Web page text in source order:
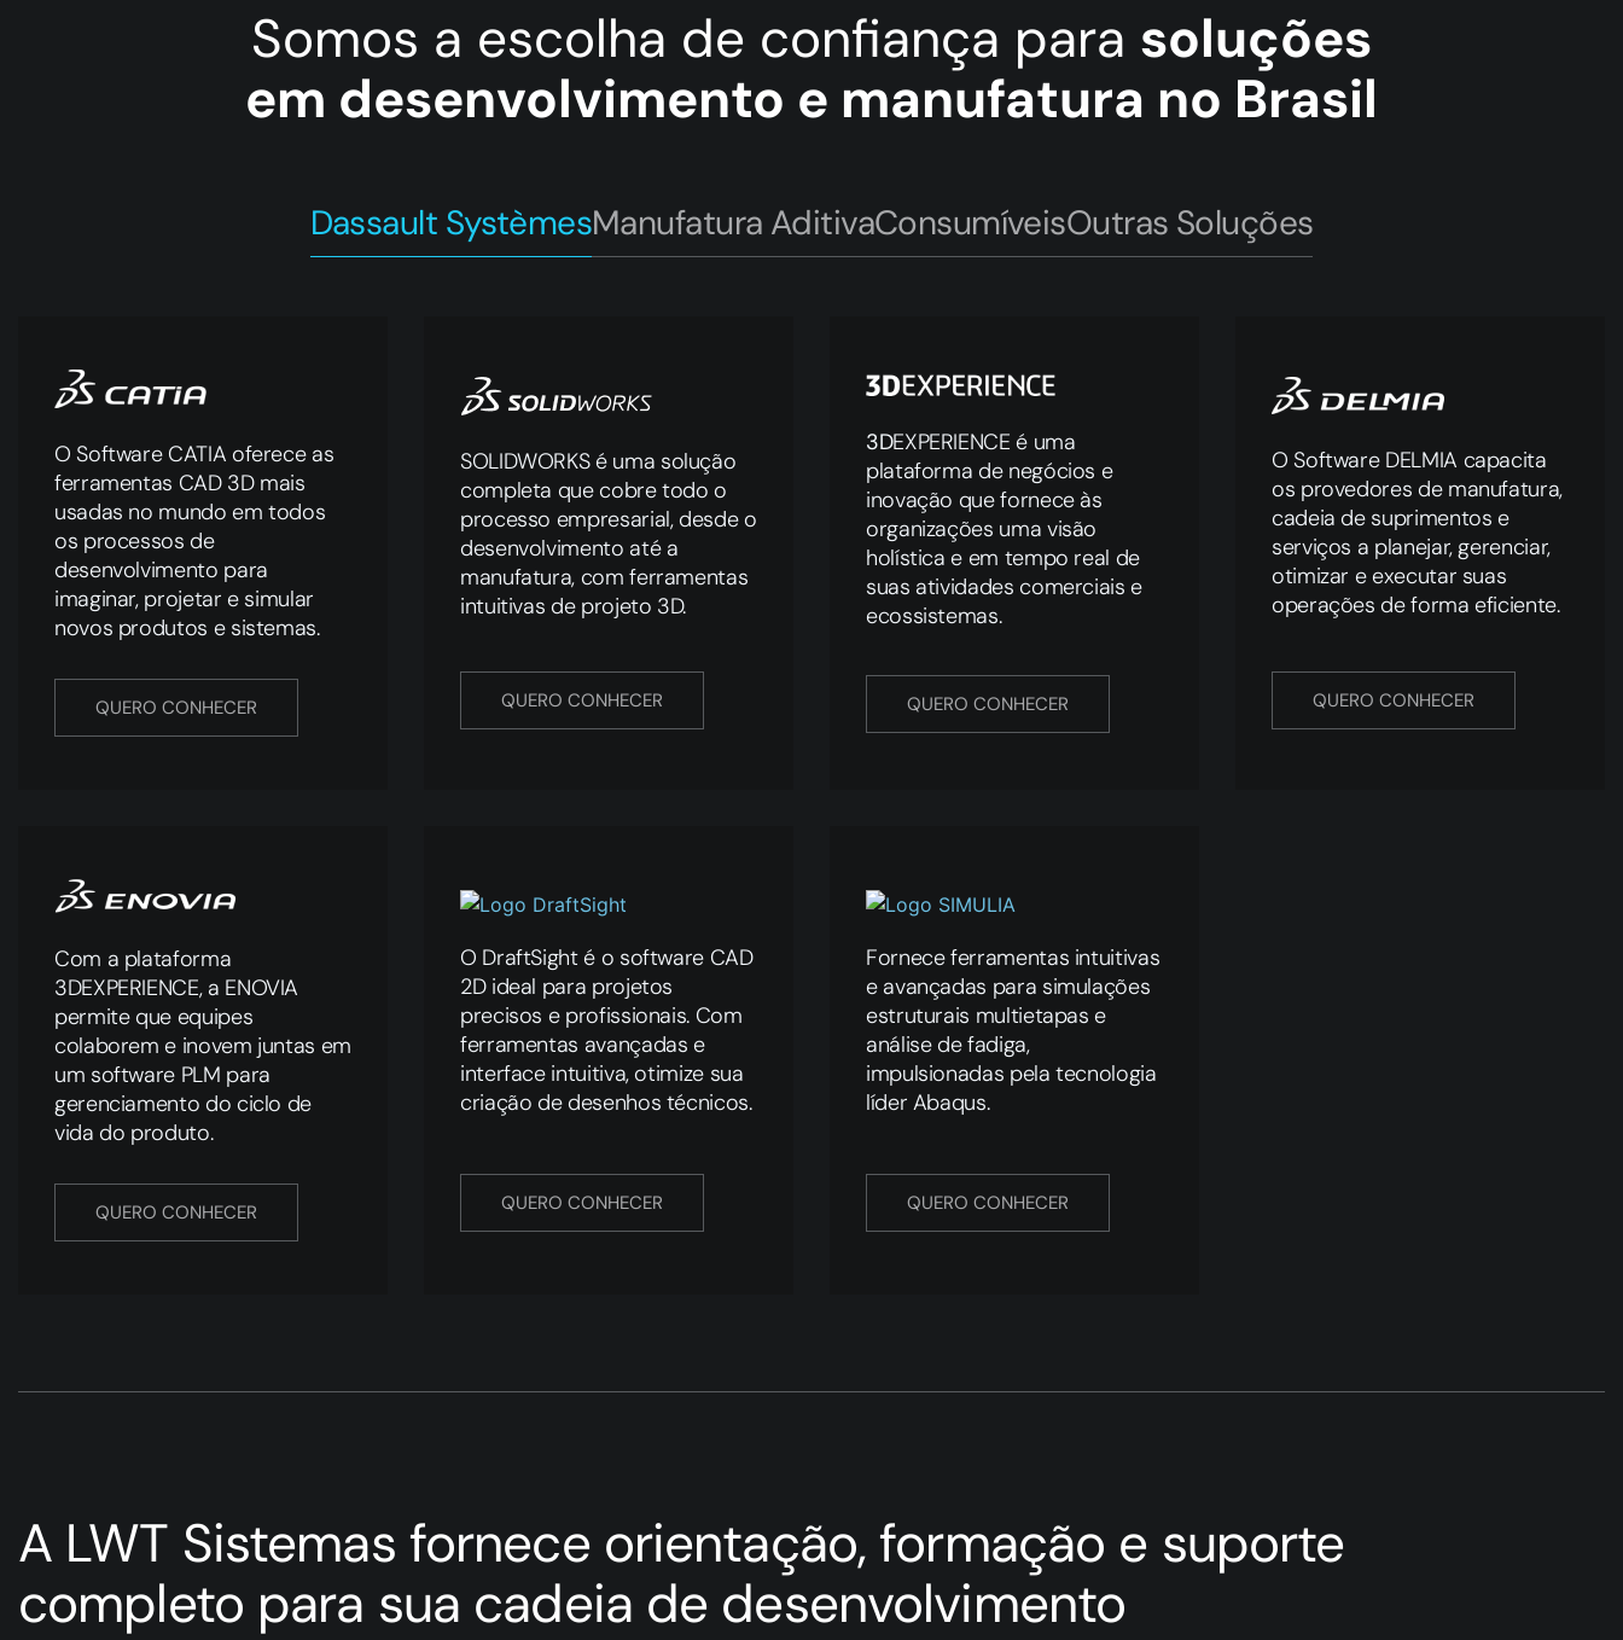
Somos a escolha de confiança para soluções
em desenvolvimento e manufatura no Brasil
Dassault SystèmesManufatura AditivaConsumíveisOutras Soluções
O Software CATIA oferece as
ferramentas CAD 3D mais
usadas no mundo em todos
os processos de
desenvolvimento para
imaginar, projetar e simular
novos produtos e sistemas.
QUERO CONHECER
SOLIDWORKS é uma solução
completa que cobre todo o
processo empresarial, desde o
desenvolvimento até a
manufatura, com ferramentas
intuitivas de projeto 3D.
QUERO CONHECER
3DEXPERIENCE é uma
plataforma de negócios e
inovação que fornece às
organizações uma visão
holística e em tempo real de
suas atividades comerciais e
ecossistemas.
QUERO CONHECER
O Software DELMIA capacita
os provedores de manufatura,
cadeia de suprimentos e
serviços a planejar, gerenciar,
otimizar e executar suas
operações de forma eficiente.
QUERO CONHECER
Com a plataforma
3DEXPERIENCE, a ENOVIA
permite que equipes
colaborem e inovem juntas em
um software PLM para
gerenciamento do ciclo de
vida do produto.
QUERO CONHECER
O DraftSight é o software CAD
2D ideal para projetos
precisos e profissionais. Com
ferramentas avançadas e
interface intuitiva, otimize sua
criação de desenhos técnicos.
QUERO CONHECER
Fornece ferramentas intuitivas
e avançadas para simulações
estruturais multietapas e
análise de fadiga,
impulsionadas pela tecnologia
líder Abaqus.
QUERO CONHECER
A LWT Sistemas fornece orientação, formação e suporte
completo para sua cadeia de desenvolvimento